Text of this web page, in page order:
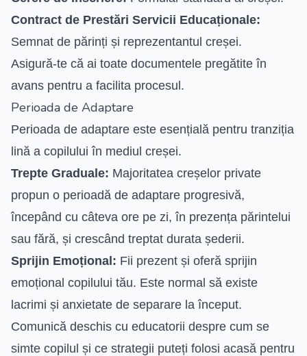
Contract de Prestări Servicii Educaționale:
Semnat de părinți și reprezentantul creșei.
Asigură-te că ai toate documentele pregătite în
avans pentru a facilita procesul.
Perioada de Adaptare
Perioada de adaptare este esențială pentru tranziția
lină a copilului în mediul creșei.
Trepte Graduale: Majoritatea creșelor private
propun o perioadă de adaptare progresivă,
începând cu câteva ore pe zi, în prezența părintelui
sau fără, și crescând treptat durata șederii.
Sprijin Emoțional: Fii prezent și oferă sprijin
emoțional copilului tău. Este normal să existe
lacrimi și anxietate de separare la început.
Comunică deschis cu educatorii despre cum se
simte copilul și ce strategii puteți folosi acasă pentru